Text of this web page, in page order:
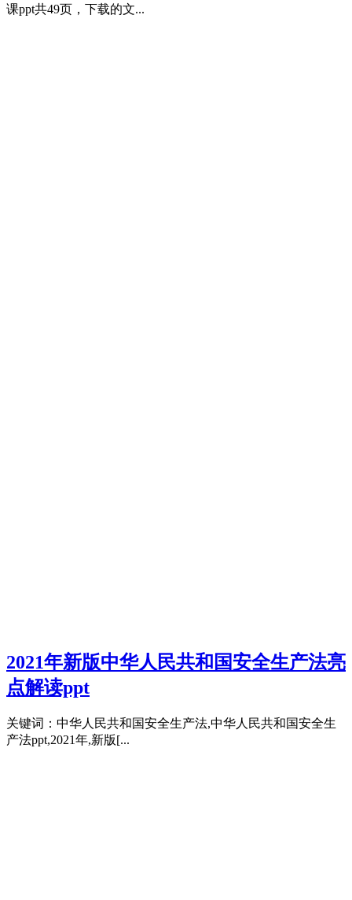
课ppt共49页，下载的文...
2021年新版中华人民共和国安全生产法亮
点解读ppt
关键词：中华人民共和国安全生产法,中华人民共和国安全生
产法ppt,2021年,新版[...